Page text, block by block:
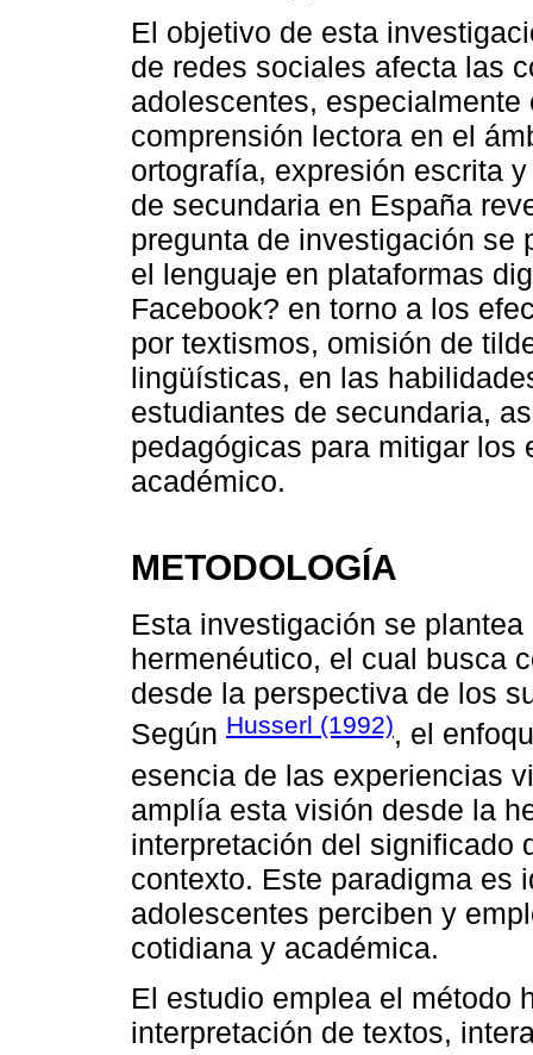
El objetivo de esta
de redes sociales afecta las
adolescentes,
comprensión lectora en el
ortografía, expresión escrita
de secundaria en España
pregunta de investigación se
el lenguaje en plataformas
Facebook? en torno a los
por textismos, omisión de
lingüísticas, en las
estudiantes de secundaria,
pedagógicas para mitigar los
académico​.
METODOLOGÍA
Esta investigación se
hermenéutico, el cual busca
desde la perspectiva de los
Según Husserl (1992), el
esencia de las experiencias
amplía esta visión desde la
interpretación del significado
contexto. Este paradigma es
adolescentes perciben y
cotidiana y académica.
El estudio emplea el método
interpretación de textos,